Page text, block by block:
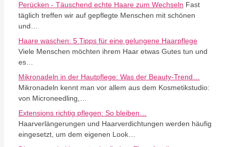
Perücken - Täuschend echte Haare zum Wechseln Fast
täglich treffen wir auf gepflegte Menschen mit schönen
und…
Haare waschen: 5 Tipps für eine gelungene Haarpflege
Viele Menschen möchten ihrem Haar etwas Gutes tun und
es…
Mikronadeln in der Hautpflege: Was der Beauty-Trend…
Mikronadeln kennt man vor allem aus dem Kosmetikstudio:
von Microneedling,…
Extensions richtig pflegen: So bleiben…
Haarverlängerungen und Haarverdichtungen werden häufig
eingesetzt, um dem eigenen Look…